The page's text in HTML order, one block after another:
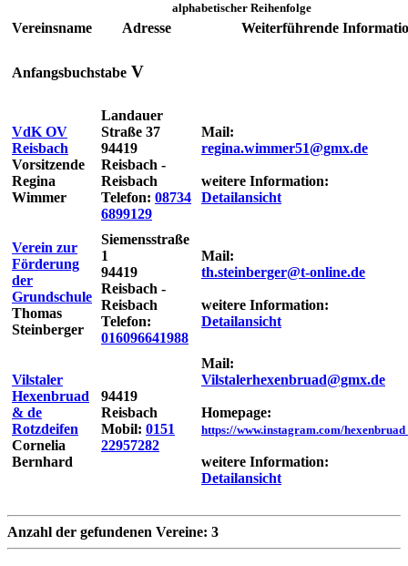
alphabetischer Reihenfolge
Vereinsname Adresse Weiterführende
Anfangsbuchstabe V
VdK OV
Reisbach
Vorsitzende
Regina
Wimmer
Landauer
Straße 37
94419
Reisbach -
Reisbach
Telefon: 08734
6899129
Mail:
regina.wimmer51@gmx.de
weitere Information:
Detailansicht
Verein zur
Förderung
der
Grundschule
Thomas
Steinberger
Siemensstraße
1
94419
Reisbach -
Reisbach
Telefon:
016096641988
Mail:
th.steinberger@t-online.de
weitere Information:
Detailansicht
Vilstaler
Hexenbruad
& de
Rotzdeifen
Cornelia
Bernhard
94419
Reisbach
Mobil: 0151
22957282
Mail:
Vilstalerhexenbruad@gmx.de
Homepage:
https://www.instagram.com/
weitere Information:
Detailansicht
Anzahl der gefundenen Vereine: 3